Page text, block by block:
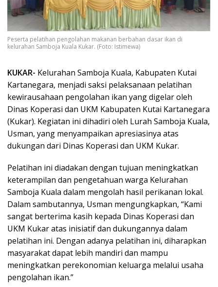
Peserta pelatihan pengolahan makanan berbahan dasar ikan di
kelurahan Samboja Kuala Kukar. (Foto: Istimewa)
KUKAR- Kelurahan Samboja Kuala, Kabupaten Kutai
Kartanegara, menjadi saksi pelaksanaan pelatihan
kewirausahaan pengolahan ikan yang digelar oleh
Dinas Koperasi dan UKM Kabupaten Kutai Kartanegara
(Kukar). Kegiatan ini dihadiri oleh Lurah Samboja Kuala,
Usman, yang menyampaikan apresiasinya atas
dukungan dari Dinas Koperasi dan UKM Kukar.
Pelatihan ini diadakan dengan tujuan meningkatkan
keterampilan dan pengetahuan warga Kelurahan
Samboja Kuala dalam mengolah hasil perikanan lokal.
Dalam sambutannya, Usman mengungkapkan, “Kami
sangat berterima kasih kepada Dinas Koperasi dan
UKM Kukar atas inisiatif dan dukungannya dalam
pelatihan ini. Dengan adanya pelatihan ini, diharapkan
masyarakat dapat lebih mandiri dan mampu
meningkatkan perekonomian keluarga melalui usaha
pengolahan ikan.”